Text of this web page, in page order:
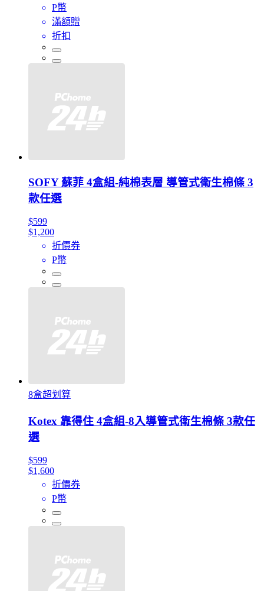
P幣
滿額贈
折扣
SOFY 蘇菲 4盒組-純棉表層 導管式衛生棉條 3
款任選
$599
$1,200
折價券
P幣
8盒超划算
Kotex 靠得住 4盒組-8入導管式衛生棉條 3款任
選
$599
$1,600
折價券
P幣